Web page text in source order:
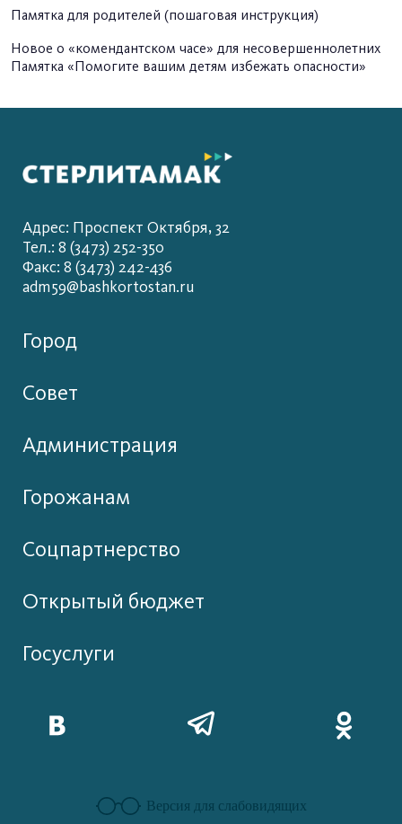
Памятка для родителей (пошаговая инструкция)
Новое о «комендантском часе» для несовершеннолетних
Памятка «Помогите вашим детям избежать опасности»
Адрес: Проспект Октября, 32
Тел.: 8 (3473) 252-350
Факс: 8 (3473) 242-436
adm59@bashkortostan.ru
Город
Совет
Администрация
Горожанам
Соцпартнерство
Открытый бюджет
Госуслуги
Версия для слабовидящих